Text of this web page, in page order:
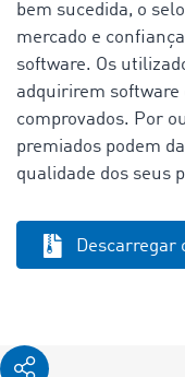
bem sucedida, o
mercado e
software. Os
adquirirem software
comprovados. Por
premiados podem
qualidade dos seus
Descarregar